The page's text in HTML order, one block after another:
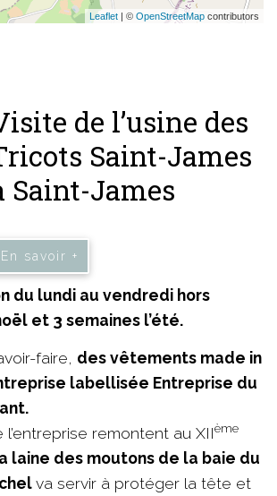
Leaflet | © OpenStreetMap contributors
de l’usine des
Saint-James
Saint-James
En savoir +
du lundi au vendredi hors
et 3 semaines l’été.
faire, des vêtements made in
labellisée Entreprise du
remontent au XIIème
laine des moutons de la baie du
va servir à protéger la tête et